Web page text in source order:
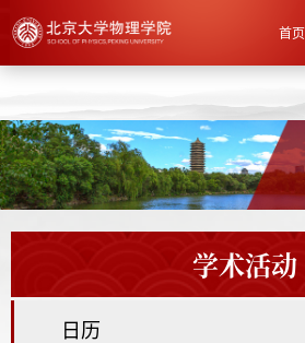
快速导航 首页
学术活动
日历